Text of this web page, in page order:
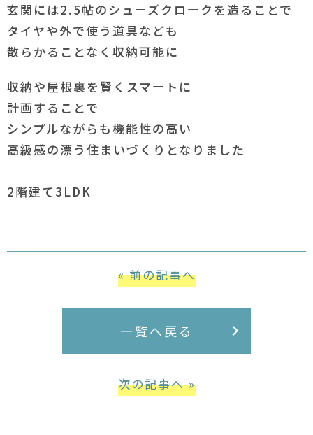
玄関には2.5帖のシューズクロークを造ることで
タイヤや外で使う道具なども
散らかることなく収納可能に
収納や屋根裏を賢くスマートに
計画することで
シンプルながらも機能性の高い
高級感の漂う住まいづくりとなりました
2階建て3LDK
« 前の記事へ
一覧へ戻る
次の記事へ »